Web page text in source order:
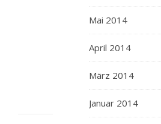
Mai 2014
April 2014
März 2014
Januar 2014